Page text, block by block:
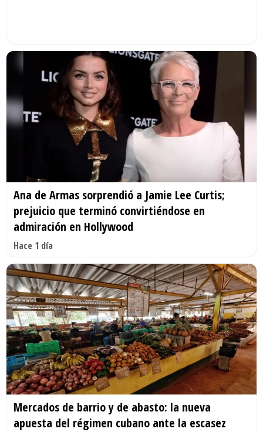
Ana de Armas sorprendió a Jamie Lee Curtis;
prejuicio que terminó convirtiéndose en
admiración en Hollywood
Hace 1 día
Mercados de barrio y de abasto: la nueva
apuesta del régimen cubano ante la escasez